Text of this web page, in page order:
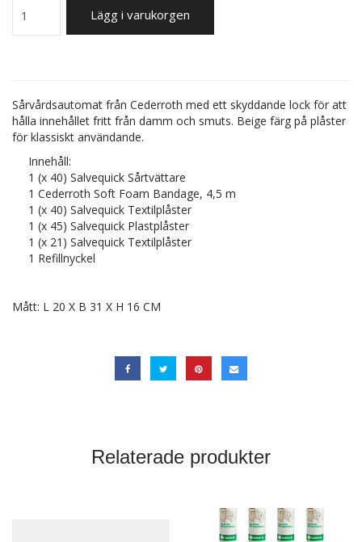
Lägg i varukorgen
Sårvårdsautomat från Cederroth med ett skyddande lock för att
hålla innehållet fritt från damm och smuts. Beige färg på plåster
för klassiskt användande.
Innehåll:
1 (x 40) Salvequick Sårtvättare
1 Cederroth Soft Foam Bandage, 4,5 m
1 (x 40) Salvequick Textilplåster
1 (x 45) Salvequick Plastplåster
1 (x 21) Salvequick Textilplåster
1 Refillnyckel
Mått: L 20 X B 31 X H 16 CM
Relaterade produkter